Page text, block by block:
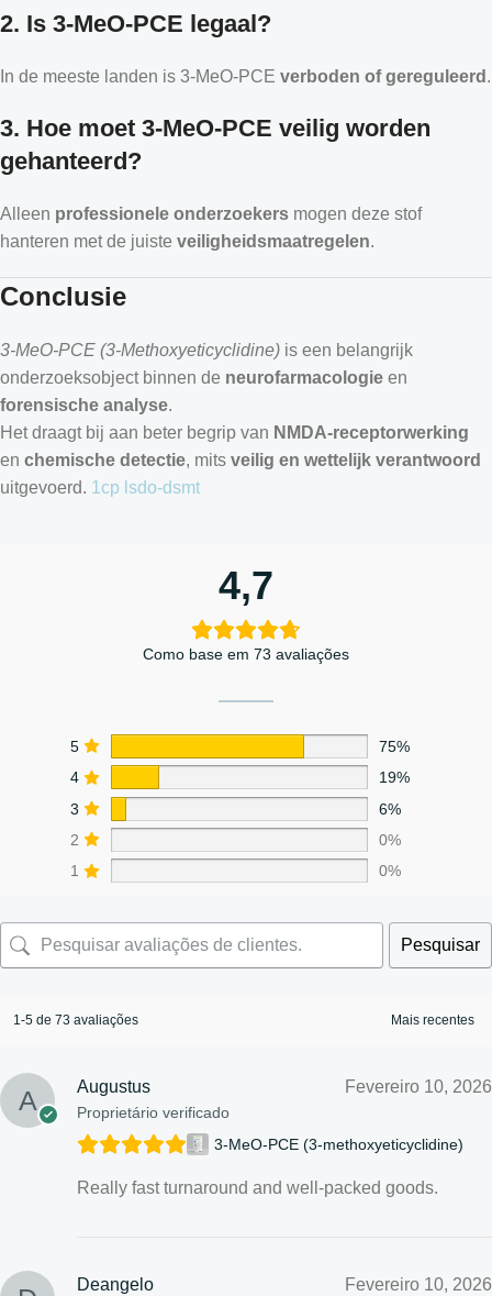
2. Is 3-MeO-PCE legaal?
In de meeste landen is 3-MeO-PCE verboden of gereguleerd .
3. Hoe moet 3-MeO-PCE veilig worden
gehanteerd?
Alleen professionele onderzoekers mogen deze stof
hanteren met de juiste veiligheidsmaatregelen.
Conclusie
3-MeO-PCE (3-Methoxyeticyclidine) is een belangrijk
onderzoeksobject binnen de neurofarmacologie en
forensische analyse.
Het draagt bij aan beter begrip van NMDA-receptorwerking
en chemische detectie, mits veilig en wettelijk verantwoord
uitgevoerd. 1cp lsdo-dsmt
4,7
Como base em 73 avaliações
5
75%
4
19%
3
6%
2
0%
1
0%
Pesquisar
1-5 de 73 avaliações
Augustus
Proprietário verificado
Fevereiro 10, 2026
3-MeO-PCE (3-methoxyeticyclidine)
Really fast turnaround and well-packed goods.
Deangelo Fevereiro 10, 2026